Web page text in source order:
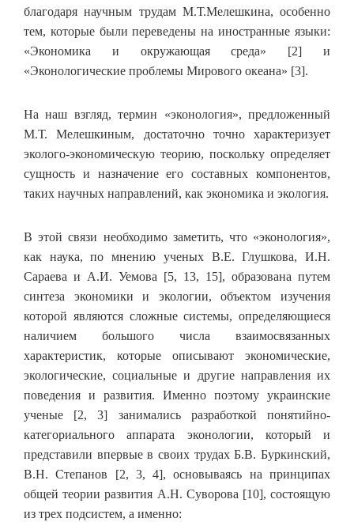
благодаря научным трудам М.Т.Мелешкина, особенно
тем, которые были переведены на иностранные языки:
«Экономика и окружающая среда» [2] и
«Эконологические проблемы Мирового океана» [3].
На наш взгляд, термин «эконология», предложенный
М.Т. Мелешкиным, достаточно точно характеризует
эколого-экономическую теорию, поскольку определяет
сущность и назначение его составных компонентов,
таких научных направлений, как экономика и экология.
В этой связи необходимо заметить, что «эконология»,
как наука, по мнению ученых В.Е. Глушкова, И.Н.
Сараева и А.И. Уемова [5, 13, 15], образована путем
синтеза экономики и экологии, объектом изучения
которой являются сложные системы, определяющиеся
наличием большого числа взаимосвязанных
характеристик, которые описывают экономические,
экологические, социальные и другие направления их
поведения и развития. Именно поэтому украинские
ученые [2, 3] занимались разработкой понятийно-
категориального аппарата эконологии, который и
представили впервые в своих трудах Б.В. Буркинский,
В.Н. Степанов [2, 3, 4], основываясь на принципах
общей теории развития А.Н. Суворова [10], состоящую
из трех подсистем, а именно: